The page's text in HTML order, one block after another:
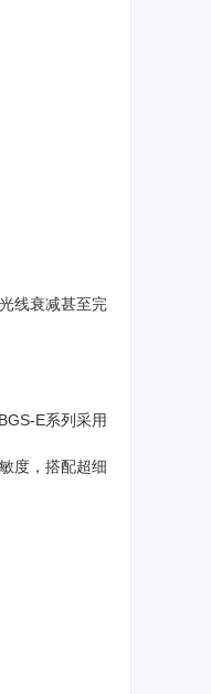
线衰减甚至完
E系列采用
度，搭配超细